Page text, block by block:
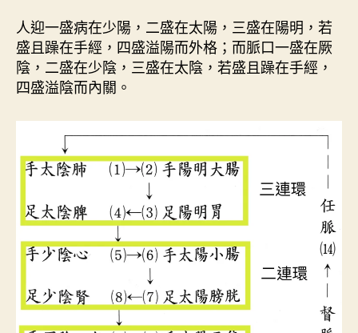
人迎一盛病在少陽，二盛在太陽，三盛在陽明，若
盛且躁在手經，四盛溢陽而外格；而脈口一盛在厥
陰，二盛在少陰，三盛在太陰，若盛且躁在手經，
四盛溢陰而內關。